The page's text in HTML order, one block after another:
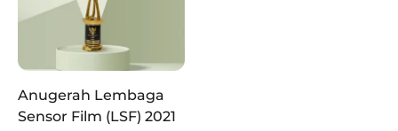
Anugerah Lembaga
Sensor Film (LSF) 2021